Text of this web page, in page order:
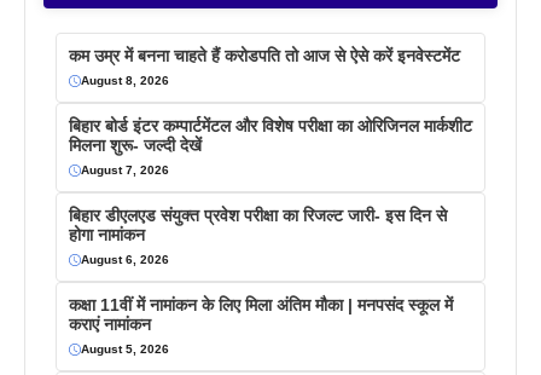
कम उम्र में बनना चाहते हैं करोडपति तो आज से ऐसे करें इनवेस्टमेंट
August 8, 2026
बिहार बोर्ड इंटर कम्पार्टमेंटल और विशेष परीक्षा का ओरिजिनल मार्कशीट
मिलना शुरू- जल्दी देखें
August 7, 2026
बिहार डीएलएड संयुक्त प्रवेश परीक्षा का रिजल्ट जारी- इस दिन से
होगा नामांकन
August 6, 2026
कक्षा 11वीं में नामांकन के लिए मिला अंतिम मौका | मनपसंद स्कूल में
कराएं नामांकन
August 5, 2026